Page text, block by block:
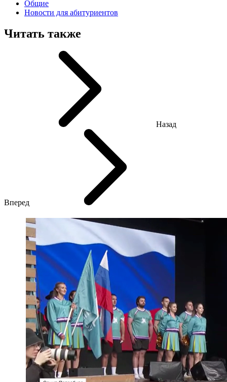
Общие
Новости для абитуриентов
Читать также
Назад
Вперед